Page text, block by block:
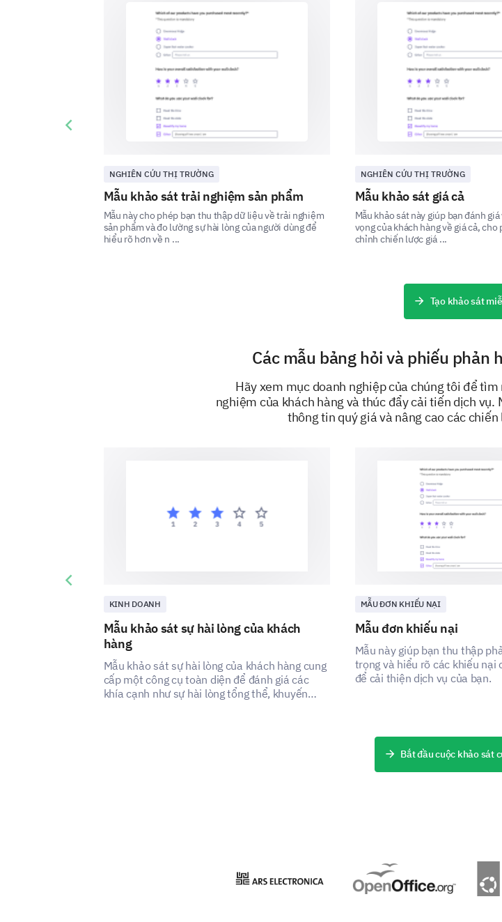
2. Effectiveness
3. Politeness
Describe a recent
or negatively.
Looking Forward
future.
Rank the following
1. Faster service
2. More communication
3. Higher quality
4. Enhanced customer
5. Better follow-up
Please share any
improve.
Final Thoughts
NGHIÊN CỨU THỊ TRƯỜNG
Mẫu khảo sát trải nghiệm sản phẩm
Mẫu này cho phép bạn thu thập dữ liệu về trải nghiệm
sản phẩm và đo lường sự hài lòng của người dùng để
hiểu rõ hơn về n ...
NGHIÊN CỨU THỊ TRƯỜNG
Mẫu khảo sát giá cả
Mẫu khảo sát này giúp bạn đánh
vọng của khách hàng về giá cả,
chỉnh chiến lược giá ...
Previous slide
Tạo khảo sát
Các mẫu bảng hỏi và phiếu phản
Hãy xem mục doanh nghiệp của chúng tôi để
nghiệm của khách hàng và thúc đẩy cải tiến dịch
thông tin quý giá và nâng cao các
KINH DOANH
Mẫu khảo sát sự hài lòng của khách
hàng
Mẫu khảo sát sự hài lòng của khách hàng cung
cấp một công cụ toàn diện để đánh giá các
khía cạnh như sự hài lòng tổng thể, khuyến
MẪU ĐƠN KHIẾU NẠI
Mẫu đơn khiếu nại
Mẫu này giúp bạn thu thập
trọng và hiểu rõ các khiếu nại
để cải thiện dịch vụ của bạn.
Previous slide
Bắt đầu cuộc khảo sát